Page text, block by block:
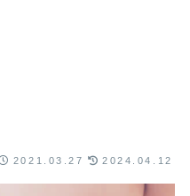
2021.03.27 2024.04.12